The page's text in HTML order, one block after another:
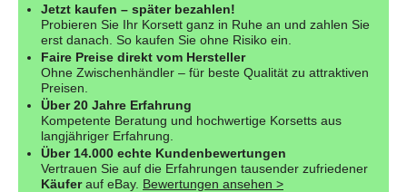
Jetzt kaufen – später bezahlen!
Probieren Sie Ihr Korsett ganz in Ruhe an und zahlen Sie
erst danach. So kaufen Sie ohne Risiko ein.
Faire Preise direkt vom Hersteller
Ohne Zwischenhändler – für beste Qualität zu attraktiven
Preisen.
Über 20 Jahre Erfahrung
Kompetente Beratung und hochwertige Korsetts aus
langjähriger Erfahrung.
Über 14.000 echte Kundenbewertungen
Vertrauen Sie auf die Erfahrungen tausender zufriedener
Käuferauf eBay. Bewertungen ansehen >